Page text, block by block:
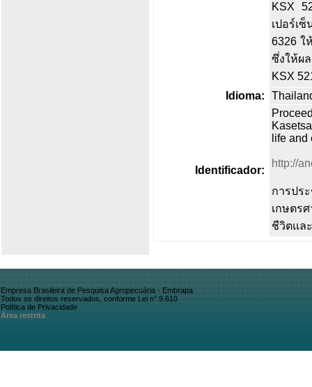
KSX
เปอร์เ
6326 ใ
ซึ่งให้ผ
KSX
Idioma:
Identificador:
life
http://
การปร
เกษตร
ชีวิตแล
Empresa Brasileira de Pesquisa Agropecuária - Embrapa
Todos os direitos reservados, conforme Lei n° 9.610
Política de Privacidade
Área restrita